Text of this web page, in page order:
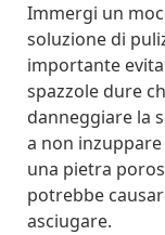
Immergi un
soluzione di
importante
spazzole dure
danneggiare la
a non
una pietra
potrebbe
asciugare.